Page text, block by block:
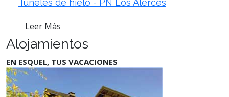
Túneles de hielo - PN Los Alerces
Leer Más
Alojamientos
EN ESQUEL, TUS VACACIONES